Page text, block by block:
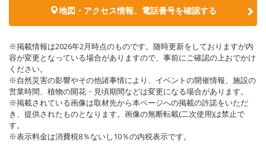
地図・アクセス情報、電話番号を確認する
※掲載情報は2026年2月時点のものです。随時更新をしておりますが内
容が変更となっている場合がありますので、事前にご確認の上おでかけ
ください。
※自然災害の影響やその他諸事情により、イベントの開催情報、施設の
営業時間、植物の開花・見頃期間などは変更になる場合があります。
※掲載されている画像は取材先から本ページへの掲載の許諾をいただ
き、提供されたものとなります。画像の無断転載(二次使用)は禁止で
す。
※表示料金は消費税8％ないし10％の内税表示です。